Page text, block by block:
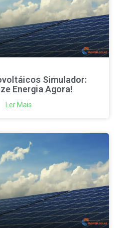
Simulador:
Energia Agora!
Ler Mais